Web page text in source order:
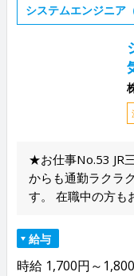
システムエンジニア
★お仕事No.53 JR
からも通勤ラクラ
す。 在職中の方も
給与
時給 1,700円～